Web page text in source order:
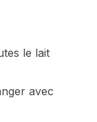
le lait
avec